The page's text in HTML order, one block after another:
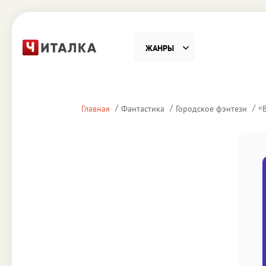
ЖАНРЫ
Главная Фантастика Городское фэнтези «